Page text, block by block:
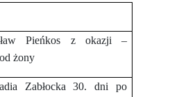
Pieńkos z okazji –
żony
Zabłocka 30. dni po